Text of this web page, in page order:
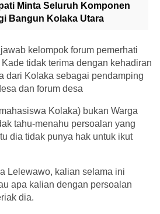
Minta Seluruh Komponen
Bangun Kolaka Utara
kelompok forum pemerhati
tidak terima dengan kehadiran
dari Kolaka sebagai pendamping
dan forum desa
Kolaka) bukan Warga
tahu-menahu persoalan yang
dia tidak punya hak untuk ikut
Lelewawo, kalian selama ini
apa kalian dengan persoalan
dia.